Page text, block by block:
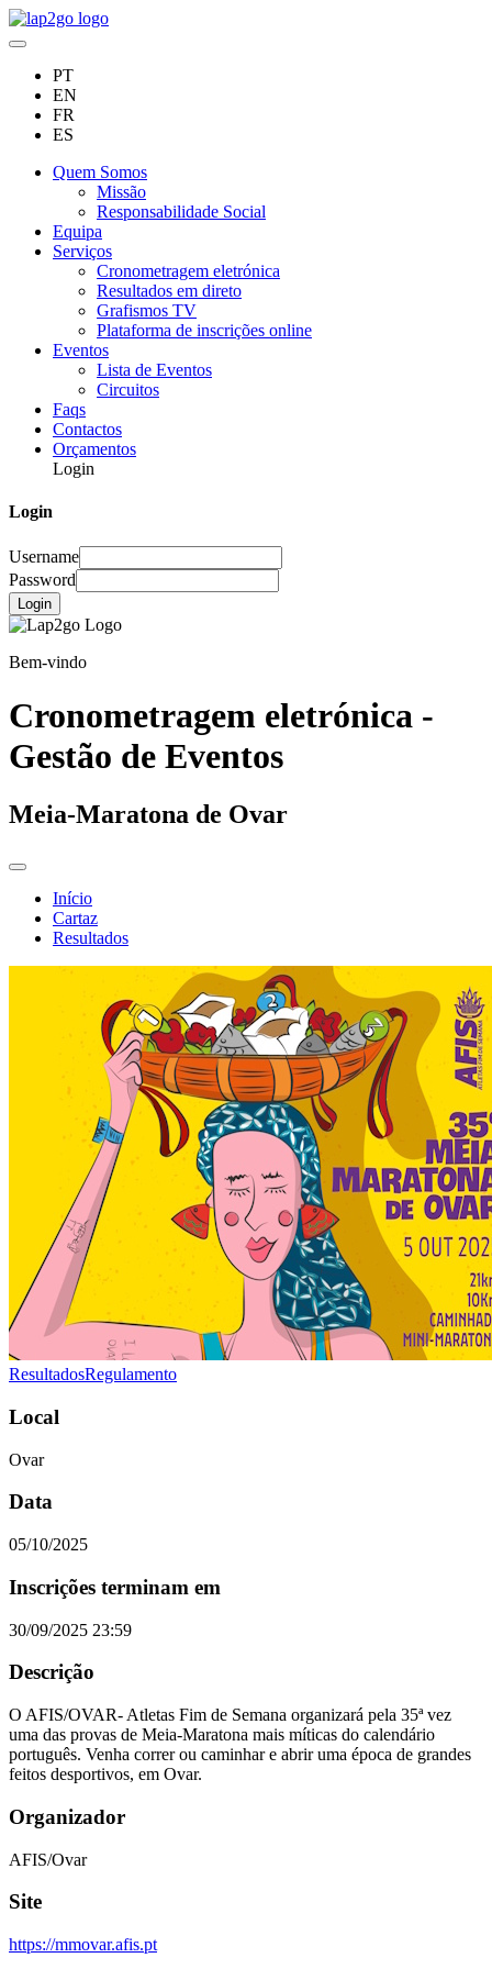
PT
EN
FR
ES
Quem Somos
Missão
Responsabilidade Social
Equipa
Serviços
Cronometragem eletrónica
Resultados em direto
Grafismos TV
Plataforma de inscrições online
Eventos
Lista de Eventos
Circuitos
Faqs
Contactos
Orçamentos
Login
Login
Username
Password
Login
Bem-vindo
Cronometragem eletrónica -
Gestão de Eventos
Meia-Maratona de Ovar
Início
Cartaz
Resultados
ResultadosRegulamento
Local
Ovar
Data
05/10/2025
Inscrições terminam em
30/09/2025 23:59
Descrição
O AFIS/OVAR- Atletas Fim de Semana organizará pela 35ª vez
uma das provas de Meia-Maratona mais míticas do calendário
português. Venha correr ou caminhar e abrir uma época de grandes
feitos desportivos, em Ovar.
Organizador
AFIS/Ovar
Site
https://mmovar.afis.pt